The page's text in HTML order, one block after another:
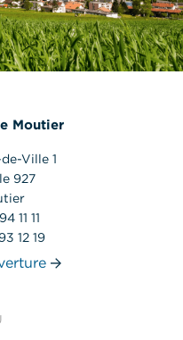
Moutier
Ville 1
927
11 11
12 19